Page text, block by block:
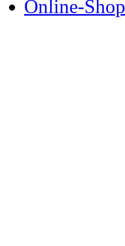
Online-Shop